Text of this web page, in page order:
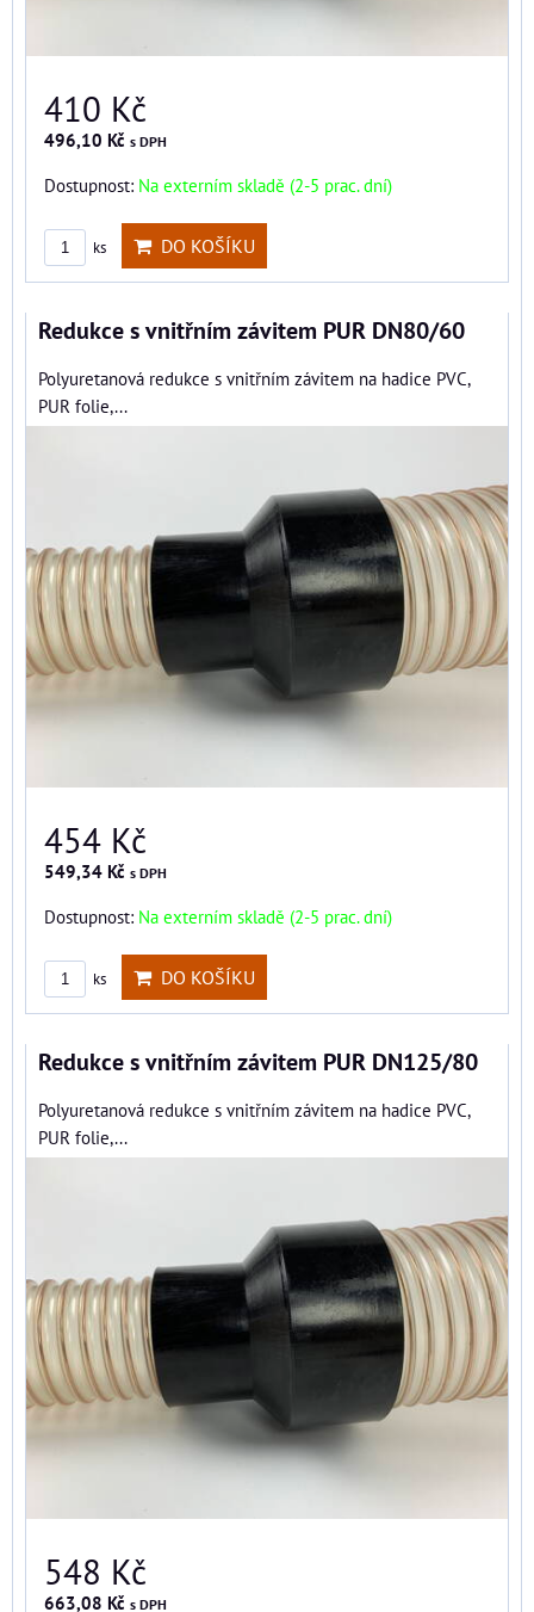
410 Kč
496,10 Kč s DPH
Dostupnost: Na externím skladě (2-5 prac. dní)
ks DO KOŠÍKU
Redukce s vnitřním závitem PUR DN80/60
Polyuretanová redukce s vnitřním závitem na hadice PVC,
PUR folie,...
454 Kč
549,34 Kč s DPH
Dostupnost: Na externím skladě (2-5 prac. dní)
ks DO KOŠÍKU
Redukce s vnitřním závitem PUR DN125/80
Polyuretanová redukce s vnitřním závitem na hadice PVC,
PUR folie,...
548 Kč
663,08 Kč s DPH